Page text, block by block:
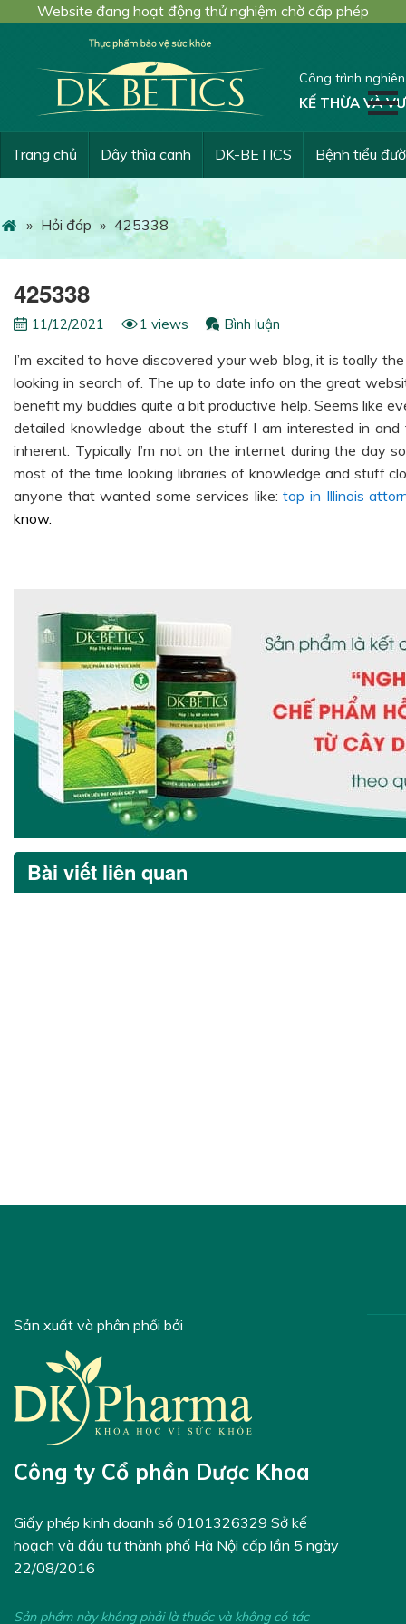
Website đang hoạt động thử nghiệm chờ cấp phép
Công trình
KẾ THỪA VÀ
Trang chủ Dây thìa canh DK-BETICS Bệnh tiểu
» Hỏi đáp » 425338
425338
11/12/2021 1 views Bình luận
I’m excited to have discovered your web blog, it is toally
looking in search of. The up to date info on the great
benefit my buddies quite a bit productive help. Seems like
detailed knowledge about the stuff I am interested in
inherent. Typically I’m not on the internet during the day
most of the time looking libraries of knowledge and stuff
anyone that wanted some services like:top in Illinois
know.
Bài viết liên quan
Sản xuất và phân phối bởi
Công ty Cổ phần Dược Khoa
Giấy phép kinh doanh số 0101326329 Sở kế
hoạch và đầu tư thành phố Hà Nội cấp lần 5 ngày
22/08/2016
Sản phẩm này không phải là thuốc và không có tác